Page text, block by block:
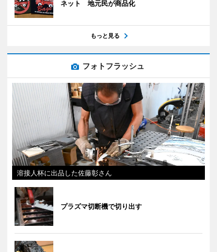
ネット 地元民が商品化
もっと見る
フォトフラッシュ
溶接人杯に出品した佐藤彰さん
プラズマ切断機で切り出す